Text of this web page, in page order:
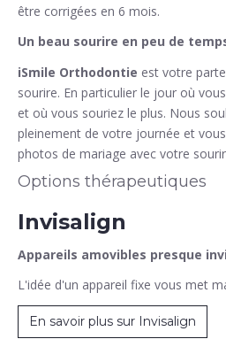
être corrigées en 6 mois.
Un beau sourire en peu de
iSmile Orthodontie est votre
sourire. En particulier le jour où
et où vous souriez le plus. Nous
pleinement de votre journée et
photos de mariage avec votre
Options thérapeutiques
Invisalign
Appareils amovibles presque
L'idée d'un appareil fixe vous met
En savoir plus sur Invisalign